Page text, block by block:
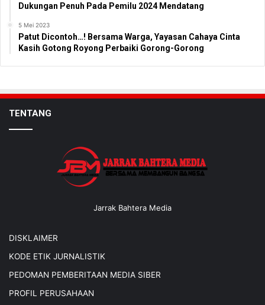
Dukungan Penuh Pada Pemilu 2024 Mendatang
5 Mei 2023
Patut Dicontoh…! Bersama Warga, Yayasan Cahaya Cinta
Kasih Gotong Royong Perbaiki Gorong-Gorong
TENTANG
Jarrak Bahtera Media
DISKLAIMER
KODE ETIK JURNALISTIK
PEDOMAN PEMBERITAAN MEDIA SIBER
PROFIL PERUSAHAAN